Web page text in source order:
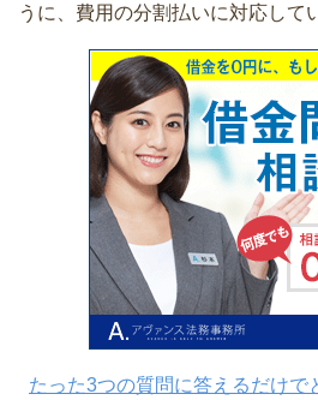
うに、費用の分割払いに対応して
たった3つの質問に答えるだけで